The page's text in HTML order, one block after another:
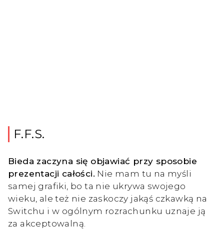
F.F.S.
Bieda zaczyna się objawiać przy sposobie
prezentacji całości. Nie mam tu na myśli
samej grafiki, bo ta nie ukrywa swojego
wieku, ale też nie zaskoczy jakąś czkawką na
Switchu i w ogólnym rozrachunku uznaje ją
za akceptowalną.